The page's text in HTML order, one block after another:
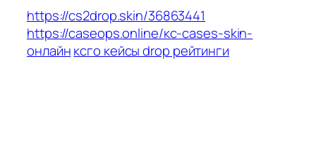
https://cs2drop.skin/36863441
https://caseops.online/кс-cases-skin-
онлайнксго кейсы drop рейтинги